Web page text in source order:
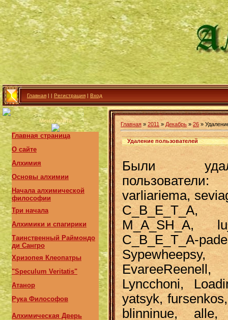
Главная | | Регистрация | Вход
Меню сайта
Главная страница
О сайте
Алхимия
Основы алхимии
Начала алхимической
философии
Три начала
Алхимики и спагирики
Таинственный Раймондо
ди Сангро
Хризопея Клеопатры
"Speculum Veritatis"
Атанор
Рука Философов
Алхимическая Дверь
Главная » 2011 » Декабрь » 26 »
Удаление пользователей
Были
пользователи:
varliariema,
M_A_SH_A,
Lyncchoni,
yatsyk,
blinninue, alle,